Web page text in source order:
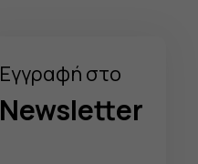
Eγγραφή στo
Newsletter